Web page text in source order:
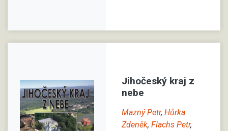
Jihočeský kraj z
nebe
Mazný Petr, Hůrka
Zdeněk, Flachs Petr,